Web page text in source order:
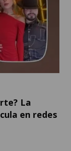
La
en redes